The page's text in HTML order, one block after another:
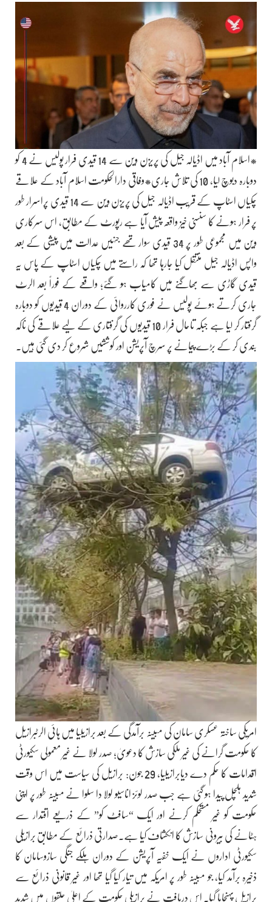
*اسلام آباد میں اڈیالہ جیل کی پریزن وین سے 14 قیدی فرار پولیس نے 4 کو
دوبارہ دبوچ لیا، 10 کی تلاش جاری*وفاقی دارالحکومت اسلام آباد کے علاقے
چکیاں اسٹاپ کے قریب اڈیالہ جیل کی پریزن وین سے 14 قیدی پراسرار طور
پر فرار ہونے کا سنسنی خیز واقعہ پیش آیا ہے رپورٹ کے مطابق، اس سرکاری
وین میں مجموعی طور پر 34 قیدی سوار تھے جنہیں عدالت میں پیشی کے بعد
واپس اڈیالہ جیل منتقل کیا جارہا تھا کہ راستے میں چکیاں اسٹاپ کے پاس یہ
قیدی گاڑی سے بھاگنے میں کامیاب ہو گئے؛ واقعے کے فوراً بعد الرٹ
جاری کرتے ہوئے پولیس نے فوری کارروائی کے دوران 4 قیدیوں کو دوبارہ
گرفتار کر لیا ہے جبکہ تاحال فرار 10 قیدیوں کی گرفتاری کے لیے علاقے کی ناکہ
بندی کر کے بڑے پیمانے پر سرچ آپریشن اور کوششیں شروع کر دی گئی ہیں۔
امریکی ساختہ عسکری سامان کی مبینہ برآمدگی کے بعد برازیلیا میں ہائی الرٹبرازیل
کا حکومت گرانے کی غیر ملکی سازش کا دعویٰ؛ صدر لولا نے غیر معمولی سکیورٹی
اقدامات کا حکم دے دیابرازیلیا، 29 جون: برازیل کی سیاست میں اس وقت
شدید ہلچل پیدا ہو گئی ہے جب صدر لوئز اناسیو لولا دا سلوا نے مبینہ طور پر اپنی
حکومت کو غیر مستحکم کرنے اور ایک “سافٹ کو” کے ذریعے اقتدار سے
ہٹانے کی بیرونی سازش کا انکشاف کیا ہے۔صدارتی ذرائع کے مطابق برازیلی
سکیورٹی اداروں نے ایک خفیہ آپریشن کے دوران ہلکے جنگی سازوسامان کا
ذخیرہ برآمد کیا، جو مبینہ طور پر امریکہ میں تیار کیا گیا تھا اور غیر قانونی ذرائع سے